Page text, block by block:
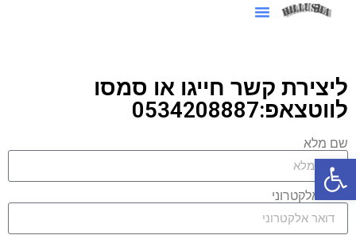
פתח סרגל נגישות
ליצירת קשר חייגו או סמסו
לווטצאפ:0534208887
שם מלא
דואר אלקטרוני